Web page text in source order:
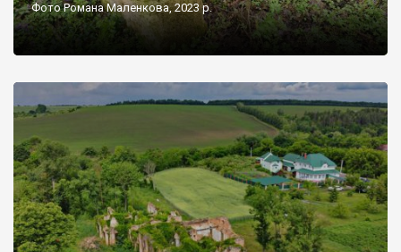
Фото Романа Маленкова, 2023 р.